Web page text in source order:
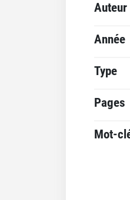
Auteur
Année
Type
Pages
Mot-